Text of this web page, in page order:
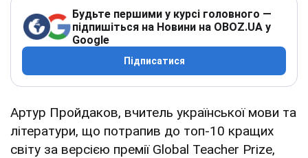
Будьте першими у курсі головного —
підпишіться на Новини на OBOZ.UA у
Google
Підписатися
Артур Пройдаков, вчитель української мови та
літератури, що потрапив до топ-10 кращих
світу за версією премії Global Teacher Prize,